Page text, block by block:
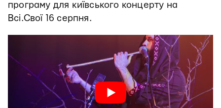
програму для київського концерту на
Всі.Свої 16 серпня.